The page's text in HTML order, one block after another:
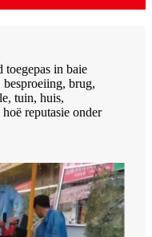
in baie
brug,
tuin, huis,
reputasie onder